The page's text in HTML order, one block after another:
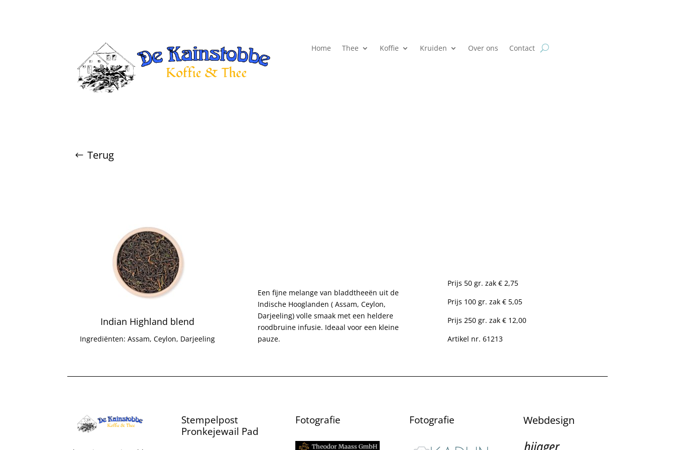
Home Thee Koffie Kruiden Over ons Contact
Terug
Indian Highland blend
Ingrediënten: Assam, Ceylon, Darjeeling
Een fijne melange van bladdtheeën uit de
Indische Hooglanden ( Assam, Ceylon,
Darjeeling) volle smaak met een heldere
roodbruine infusie. Ideaal voor een kleine
pauze.
Prijs 50 gr. zak € 2,75
Prijs 100 gr. zak € 5,05
Prijs 250 gr. zak € 12,00
Artikel nr. 61213
Stempelpost
Pronkejewail Pad
Fotografie Fotografie Webdesign